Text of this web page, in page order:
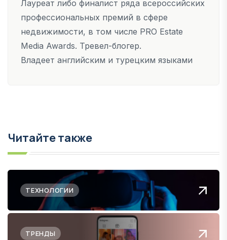
Лауреат либо финалист ряда всероссийских
профессиональных премий в сфере
недвижимости, в том числе PRO Estate
Media Awards. Тревел-блогер.
Владеет английским и турецким языками
Читайте также
ТЕХНОЛОГИИ
ТРЕНДЫ